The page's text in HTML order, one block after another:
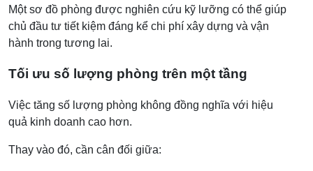
Một sơ đồ phòng được nghiên cứu kỹ lưỡng có thể giúp
chủ đầu tư tiết kiệm đáng kể chi phí xây dựng và vận
hành trong tương lai.
Tối ưu số lượng phòng trên một tầng
Việc tăng số lượng phòng không đồng nghĩa với hiệu
quả kinh doanh cao hơn.
Thay vào đó, cần cân đối giữa: